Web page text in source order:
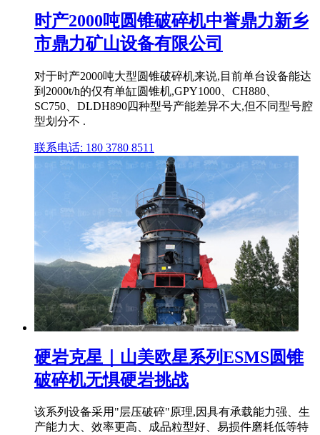
时产2000吨圆锥破碎机中誉鼎力新乡
市鼎力矿山设备有限公司
对于时产2000吨大型圆锥破碎机来说,目前单台设备能达
到2000t/h的仅有单缸圆锥机,GPY1000、CH880、
SC750、DLDH890四种型号产能差异不大,但不同型号腔
型划分不 .
联系电话: 180 3780 8511
硬岩克星｜山美欧星系列ESMS圆锥
破碎机无惧硬岩挑战
该系列设备采用"层压破碎"原理,因具有承载能力强、生
产能力大、效率更高、成品粒型好、易损件磨耗低等特